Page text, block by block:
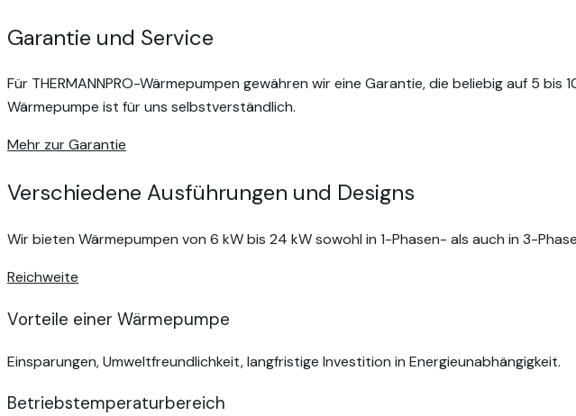
Garantie und Service
Für THERMANNPRO-Wärmepumpen gewähren wir eine Garantie, die beliebig auf 5
Wärmepumpe ist für uns selbstverständlich.
Mehr zur Garantie
Verschiedene Ausführungen und Designs
Wir bieten Wärmepumpen von 6 kW bis 24 kW sowohl in 1-Phasen- als auch in 3-
Reichweite
Vorteile einer Wärmepumpe
Einsparungen, Umweltfreundlichkeit, langfristige Investition in Energieunabhängigkeit.
Betriebstemperaturbereich